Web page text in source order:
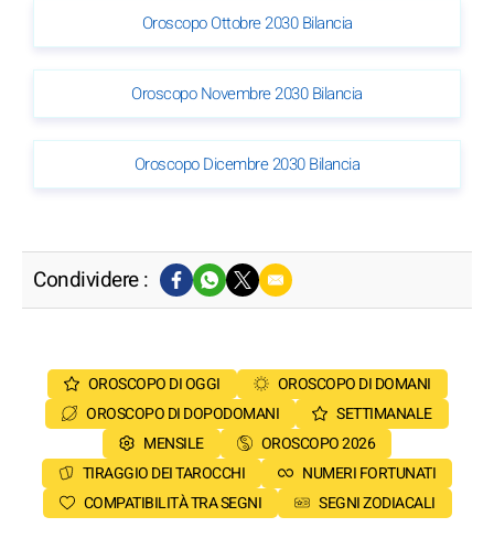
Oroscopo Ottobre 2030 Bilancia
Oroscopo Novembre 2030 Bilancia
Oroscopo Dicembre 2030 Bilancia
Condividere :
OROSCOPO DI OGGI
OROSCOPO DI DOMANI
OROSCOPO DI DOPODOMANI
SETTIMANALE
MENSILE
OROSCOPO 2026
TIRAGGIO DEI TAROCCHI
NUMERI FORTUNATI
COMPATIBILITÀ TRA SEGNI
SEGNI ZODIACALI